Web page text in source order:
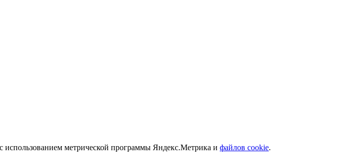
использованием метрической программы Яндекс.Метрика и файлов cookie.